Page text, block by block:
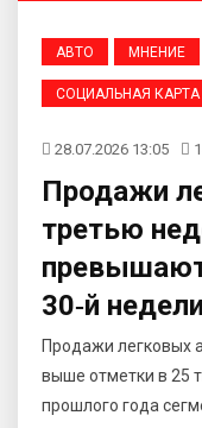
АВТО МНЕНИЕ
СОЦИАЛЬНАЯ КАРТА
28.07.2026 13:05
Продажи
третью
30‑й недели
Продажи легковых
выше отметки в 25
прошлого года